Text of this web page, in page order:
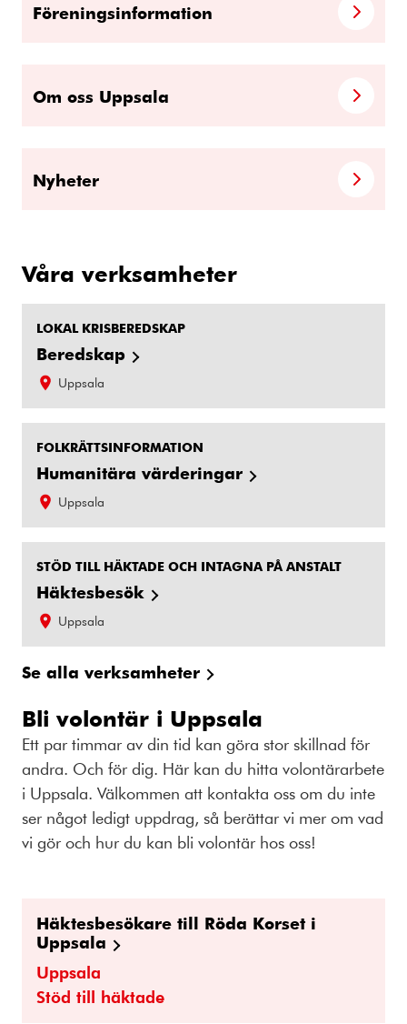
Föreningsinformation
Om oss Uppsala
Nyheter
Våra verksamheter
LOKAL KRISBEREDSKAP
Beredskap
Uppsala
FOLKRÄTTSINFORMATION
Humanitära värderingar
Uppsala
STÖD TILL HÄKTADE OCH INTAGNA PÅ ANSTALT
Häktesbesök
Uppsala
Se alla verksamheter
Bli volontär i Uppsala
Ett par timmar av din tid kan göra stor skillnad för
andra. Och för dig. Här kan du hitta volontärarbete
i Uppsala. Välkommen att kontakta oss om du inte
ser något ledigt uppdrag, så berättar vi mer om vad
vi gör och hur du kan bli volontär hos oss!
Häktesbesökare till Röda Korset i
Uppsala
Uppsala
Stöd till häktade